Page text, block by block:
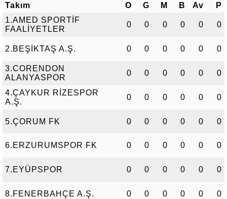
Takım O G M B Av
P
1.AMED SPORTİF
FAALİYETLER
0 0 0 0 0 0
2.BEŞİKTAŞ A.Ş. 0 0 0 0 0 0
3.CORENDON
ALANYASPOR
0 0 0 0 0 0
4.ÇAYKUR RİZESPOR
A.Ş.
0 0 0 0 0 0
5.ÇORUM FK 0 0 0 0 0 0
6.ERZURUMSPOR FK 0 0 0 0 0 0
7.EYÜPSPOR 0 0 0 0 0 0
8.FENERBAHÇE A.Ş. 0 0 0 0 0 0